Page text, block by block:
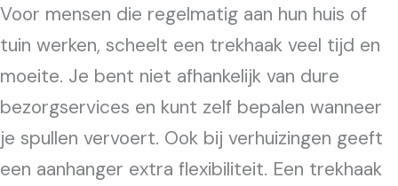
Voor mensen die regelmatig aan hun huis of
tuin werken, scheelt een trekhaak veel tijd en
moeite. Je bent niet afhankelijk van dure
bezorgservices en kunt zelf bepalen wanneer
je spullen vervoert. Ook bij verhuizingen geeft
een aanhanger extra flexibiliteit. Een trekhaak